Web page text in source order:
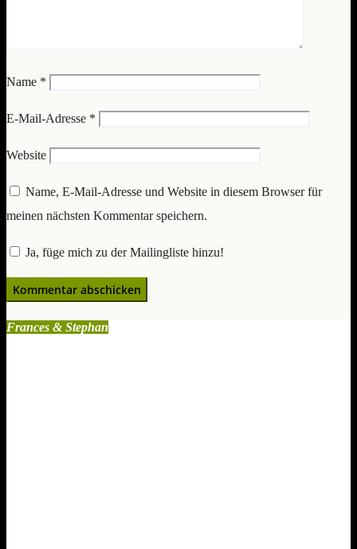
Name *
E-Mail-Adresse *
Website
Name, E-Mail-Adresse und Website in diesem Browser für
meinen nächsten Kommentar speichern.
Ja, füge mich zu der Mailingliste hinzu!
Frances & Stephan